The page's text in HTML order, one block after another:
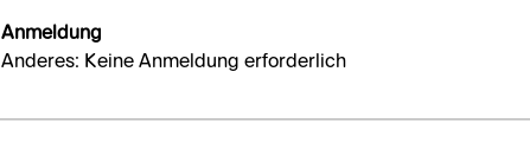
Anmeldung
Anderes: Keine Anmeldung erforderlich